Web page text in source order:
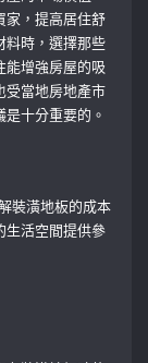
家，提高居住舒
料時，選擇那些
能增強房屋的吸
受當地房地產市
十分重要的。
裝潢地板的成本
生活空間提供參